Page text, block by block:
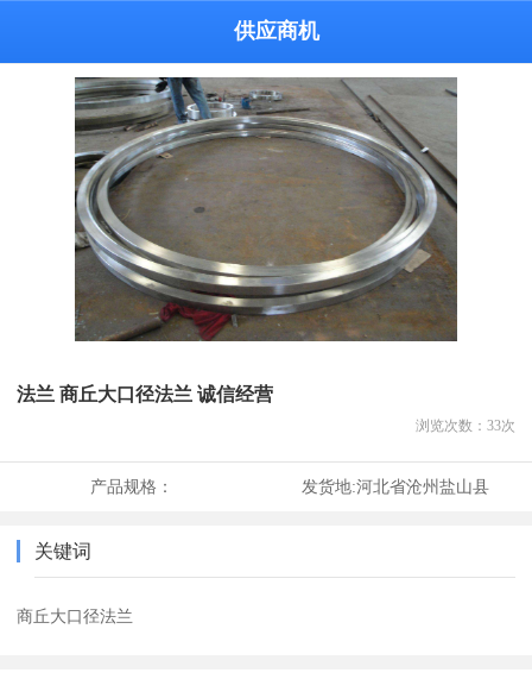
供应商机
法兰 商丘大口径法兰 诚信经营
浏览次数： 33次
产品规格： 发货地:河北省沧州盐山县
关键词
商丘大口径法兰